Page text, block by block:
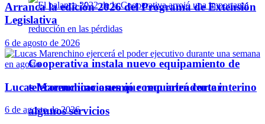
Cooperativa instala nuevo equipamiento de
telecomunicaciones que requerirá cortar
algunos servicios
Arranca la edición 2026 del Programa de Extensión
Legislativa
6 de agosto de 2026
Lucas Marenchino asumió como intendente interino
6 de agosto de 2026